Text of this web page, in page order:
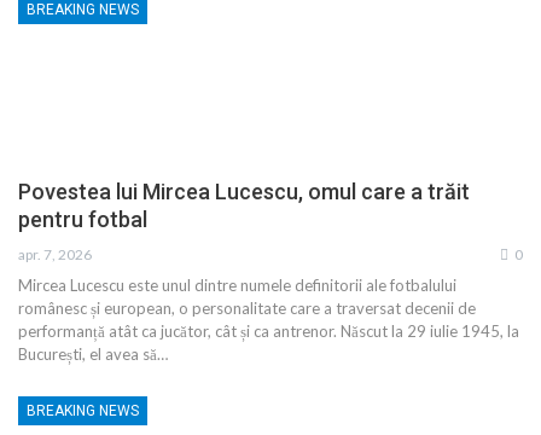
BREAKING NEWS
Povestea lui Mircea Lucescu, omul care a trăit
pentru fotbal
apr. 7, 2026 0
Mircea Lucescu este unul dintre numele definitorii ale fotbalului
românesc și european, o personalitate care a traversat decenii de
performanță atât ca jucător, cât și ca antrenor. Născut la 29 iulie 1945, la
București, el avea să…
BREAKING NEWS